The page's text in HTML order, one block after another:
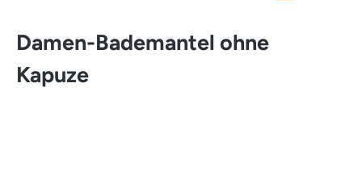
Damen-Bademantel ohne
Kapuze